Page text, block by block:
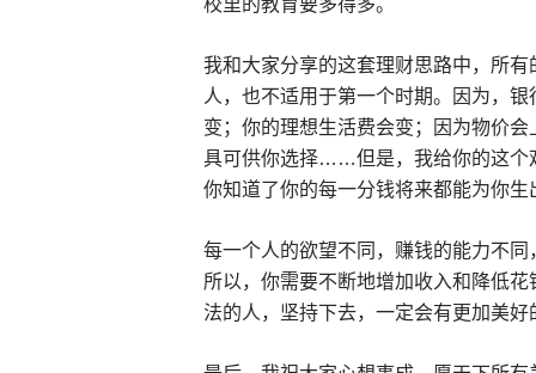
校里的教育要多得多。
我和大家分享的这套理财思路中，所
人，也不适用于第一个时期。因为，
变；你的理想生活费会变；因为物价
具可供你选择……但是，我给你的这
你知道了你的每一分钱将来都能为你
每一个人的欲望不同，赚钱的能力不
所以，你需要不断地增加收入和降低
法的人，坚持下去，一定会有更加美好